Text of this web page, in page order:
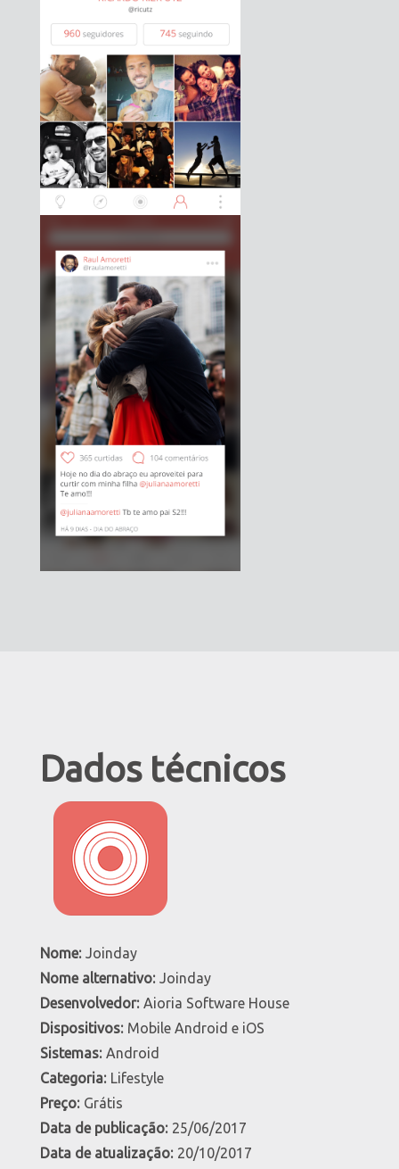
Dados técnicos
Nome: Joinday
Nome alternativo: Joinday
Desenvolvedor: Aioria Software House
Dispositivos: Mobile Android e iOS
Sistemas: Android
Categoria: Lifestyle
Preço: Grátis
Data de publicação: 25/06/2017
Data de atualização: 20/10/2017